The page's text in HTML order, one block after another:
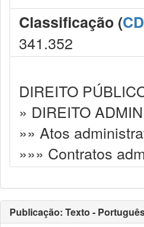
Classificação (
341.352
DIREITO
» DIREITO
»» Atos
»»» Contratos
Publicação: Texto -